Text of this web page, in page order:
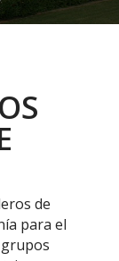
de
para el